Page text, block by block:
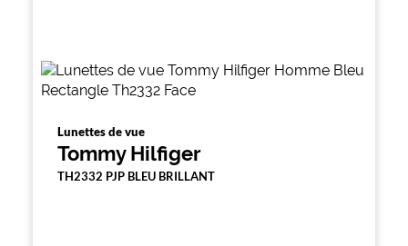
Lunettes de vue
Tommy Hilfiger
TH2332 PJP BLEU BRILLANT